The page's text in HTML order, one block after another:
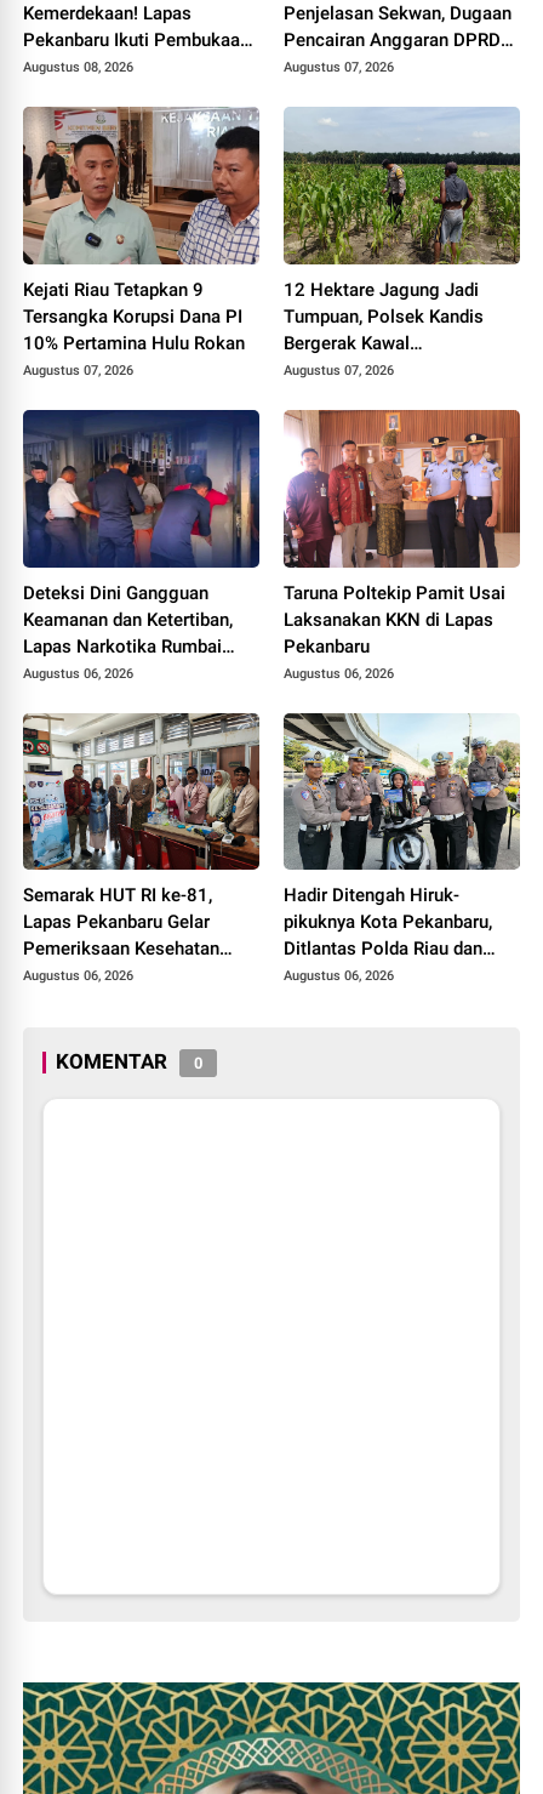
Kemerdekaan! Lapas
Pekanbaru Ikuti Pembukaan
Pekan Olahraga Ditjenpas
Augustus 08, 2026
Penjelasan Sekwan, Dugaan
Pencairan Anggaran DPRD
Tanpa Prosedur Tuai
Augustus 07, 2026
Kejati Riau Tetapkan 9
Tersangka Korupsi Dana PI
10% Pertamina Hulu Rokan
Augustus 07, 2026
12 Hektare Jagung Jadi
Tumpuan, Polsek Kandis
Bergerak Kawal
Swasembada Pangan
Augustus 07, 2026
Deteksi Dini Gangguan
Keamanan dan Ketertiban,
Lapas Narkotika Rumbai
Gelar Razia Rutin Blok
Augustus 06, 2026
Taruna Poltekip Pamit Usai
Laksanakan KKN di Lapas
Pekanbaru
Augustus 06, 2026
Semarak HUT RI ke-81,
Lapas Pekanbaru Gelar
Pemeriksaan Kesehatan
Gratis untuk Warga Binaan
Augustus 06, 2026
Hadir Ditengah Hiruk-
pikuknya Kota Pekanbaru,
Ditlantas Polda Riau dan
Polantas KARIB Kobarkan
Augustus 06, 2026
KOMENTAR 0